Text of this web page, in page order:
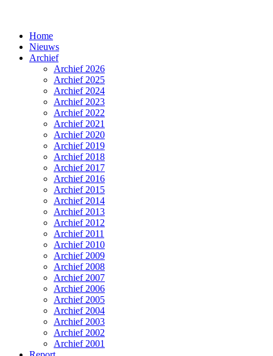
Home
Nieuws
Archief
Archief 2026
Archief 2025
Archief 2024
Archief 2023
Archief 2022
Archief 2021
Archief 2020
Archief 2019
Archief 2018
Archief 2017
Archief 2016
Archief 2015
Archief 2014
Archief 2013
Archief 2012
Archief 2011
Archief 2010
Archief 2009
Archief 2008
Archief 2007
Archief 2006
Archief 2005
Archief 2004
Archief 2003
Archief 2002
Archief 2001